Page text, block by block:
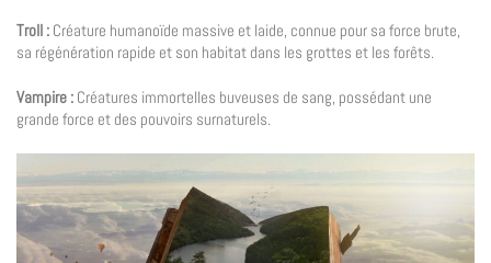
Troll : Créature humanoïde massive et laide, connue pour sa force brute,
sa régénération rapide et son habitat dans les grottes et les forêts.
Vampire : Créatures immortelles buveuses de sang, possédant une
grande force et des pouvoirs surnaturels.